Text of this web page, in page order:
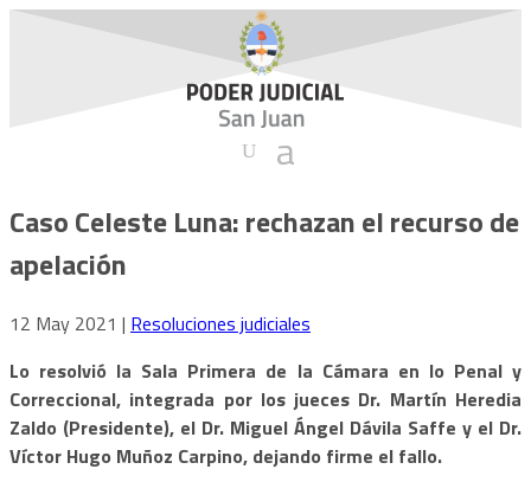
Caso Celeste Luna: rechazan el recurso de
apelación
12 May 2021 | Resoluciones judiciales
Lo resolvió la Sala Primera de la Cámara en lo Penal y
Correccional, integrada por los jueces Dr. Martín Heredia
Zaldo (Presidente), el Dr. Miguel Ángel Dávila Saffe y el Dr.
Víctor Hugo Muñoz Carpino, dejando firme el fallo.